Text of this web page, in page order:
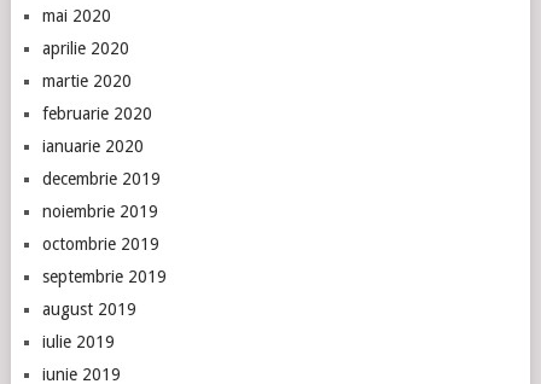
mai 2020
aprilie 2020
martie 2020
februarie 2020
ianuarie 2020
decembrie 2019
noiembrie 2019
octombrie 2019
septembrie 2019
august 2019
iulie 2019
iunie 2019